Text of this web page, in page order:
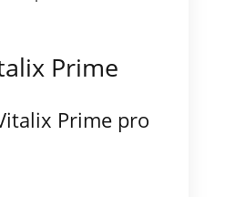
Prime
Prime pro